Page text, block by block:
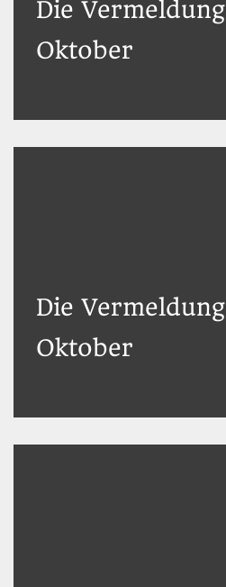
Die
Oktober
Die
Oktober